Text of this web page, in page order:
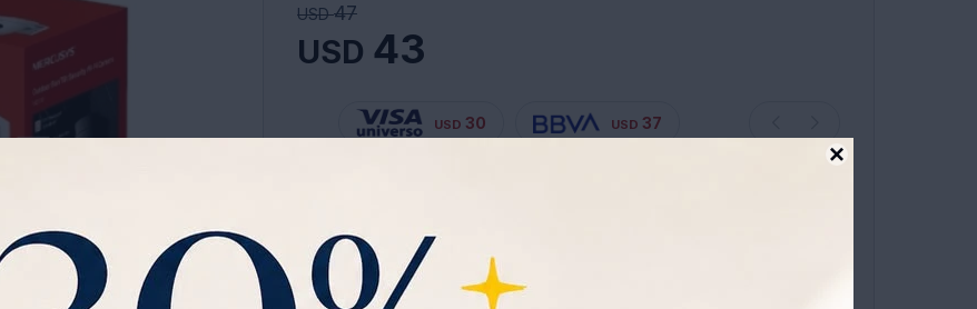

USD 43
USD 47
USD 30 USD 37
Garantia: 2 AÑOS
Especificaciones